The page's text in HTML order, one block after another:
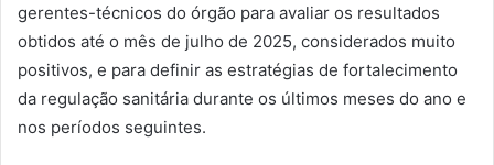
gerentes-técnicos do órgão para avaliar os resultados
obtidos até o mês de julho de 2025, considerados muito
positivos, e para definir as estratégias de fortalecimento
da regulação sanitária durante os últimos meses do ano e
nos períodos seguintes.